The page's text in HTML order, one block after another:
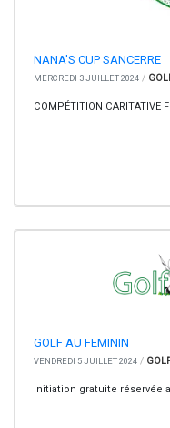
NANA'S CUP SANCERRE
MERCREDI 3 JUILLET 2024 /
COMPÉTITION CARITATIVE
GOLF AU FEMININ
VENDREDI 5 JUILLET 2024 /
Initiation gratuite réservée